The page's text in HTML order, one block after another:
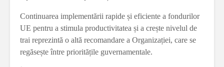
Continuarea implementării rapide și eficiente a fondurilor
UE pentru a stimula productivitatea și a crește nivelul de
trai reprezintă o altă recomandare a Organizației, care se
regăsește între prioritățile guvernamentale.